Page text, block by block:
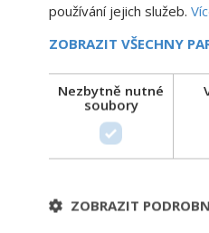
používání jejich služeb.
ZOBRAZIT VŠECHNY
Nezbytně nutné
soubory
ZOBRAZIT